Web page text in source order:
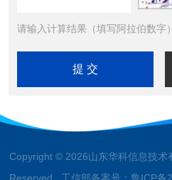
请输入计算结果（填写阿拉伯数字
Copyright © 2026山东华科信息技术